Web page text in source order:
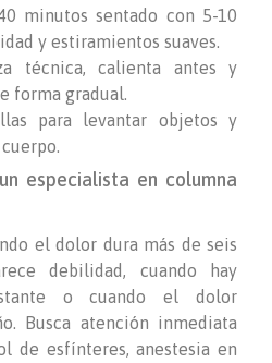
minutos sentado con 5-10
y estiramientos suaves.
técnica, calienta antes y
forma gradual.
para levantar objetos y
especialista en columna
el dolor dura más de seis
debilidad, cuando hay
o cuando el dolor
Busca atención inmediata
de esfínteres, anestesia en